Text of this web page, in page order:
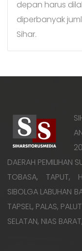
depan harus
diperbanyak
Sihar.
DAERAH PEMILIHAN
TOBASA, TAPUT,
SIBOLGA LABUHAN
TAPSEL, PALAS,
SELATAN, NIAS